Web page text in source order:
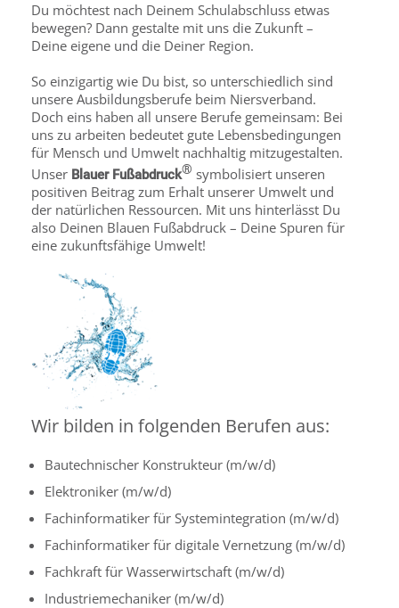
Du möchtest nach Deinem Schulabschluss etwas
bewegen? Dann gestalte mit uns die Zukunft –
Deine eigene und die Deiner Region.
So einzigartig wie Du bist, so unterschiedlich sind
unsere Ausbildungsberufe beim Niersverband.
Doch eins haben all unsere Berufe gemeinsam: Bei
uns zu arbeiten bedeutet gute Lebensbedingungen
für Mensch und Umwelt nachhaltig mitzugestalten.
Unser Blauer Fußabdruck® symbolisiert unseren
positiven Beitrag zum Erhalt unserer Umwelt und
der natürlichen Ressourcen. Mit uns hinterlässt Du
also Deinen Blauen Fußabdruck – Deine Spuren für
eine zukunftsfähige Umwelt!
Wir bilden in folgenden Berufen aus:
Bautechnischer Konstrukteur (m/w/d)
Elektroniker (m/w/d)
Fachinformatiker für Systemintegration (m/w/d)
Fachinformatiker für digitale Vernetzung (m/w/d)
Fachkraft für Wasserwirtschaft (m/w/d)
Industriemechaniker (m/w/d)